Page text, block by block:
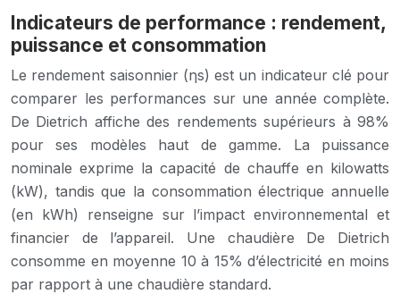
Indicateurs de performance : rendement,
puissance et consommation
Le rendement saisonnier (ηs) est un indicateur clé pour
comparer les performances sur une année complète.
De Dietrich affiche des rendements supérieurs à 98%
pour ses modèles haut de gamme. La puissance
nominale exprime la capacité de chauffe en kilowatts
(kW), tandis que la consommation électrique annuelle
(en kWh) renseigne sur l’impact environnemental et
financier de l’appareil. Une chaudière De Dietrich
consomme en moyenne 10 à 15% d’électricité en moins
par rapport à une chaudière standard.